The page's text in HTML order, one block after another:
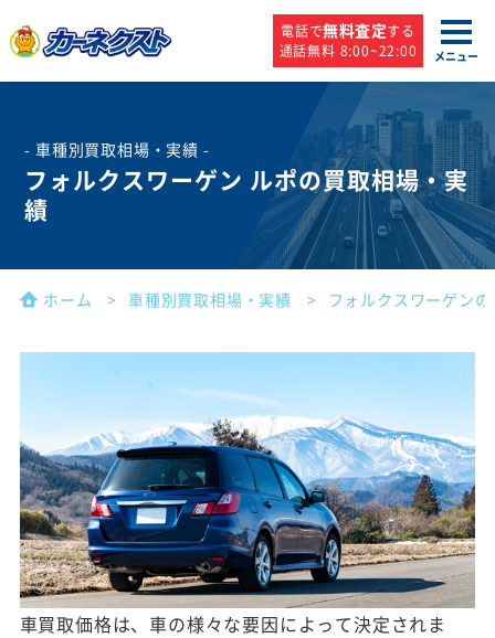
電話で無料査定する
通話無料 8:00~22:00
メニュー
- 車種別買取相場・実績 -
フォルクスワーゲン ルポの買取相場・実
績
ホーム 車種別買取相場・実績 フォルクスワーゲン
車買取価格は、車の様々な要因によって決定されま